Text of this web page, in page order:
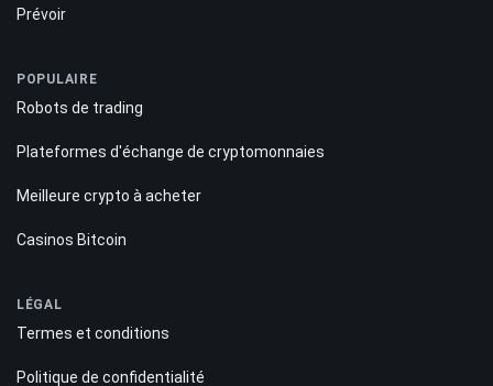
Prévoir
POPULAIRE
Robots de trading
Plateformes d'échange de cryptomonnaies
Meilleure crypto à acheter
Casinos Bitcoin
LÉGAL
Termes et conditions
Politique de confidentialité